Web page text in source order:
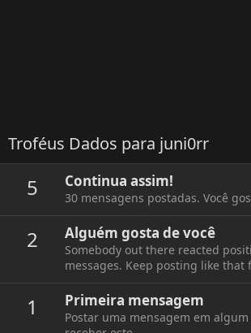
Troféus Dados para juni0rr
5 Continua assim!
30 mensagens postadas. Você
2 Alguém gosta de você
Somebody out there reacted
messages. Keep posting like that
1 Primeira mensagem
Postar uma mensagem em